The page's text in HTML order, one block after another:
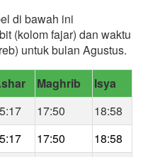
di bawah ini
(kolom fajar) dan waktu
untuk bulan Agustus.
Maghrib
Isya
17:50
18:58
17:50
18:58